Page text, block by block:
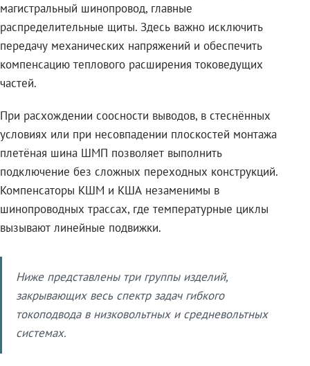
магистральный шинопровод, главные
распределительные щиты. Здесь важно исключить
передачу механических напряжений и обеспечить
компенсацию теплового расширения токоведущих
частей.
При расхождении соосности выводов, в стеснённых
условиях или при несовпадении плоскостей монтажа
плетёная шина ШМП позволяет выполнить
подключение без сложных переходных конструкций.
Компенсаторы КШМ и КША незаменимы в
шинопроводных трассах, где температурные циклы
вызывают линейные подвижки.
Ниже представлены три группы изделий,
закрывающих весь спектр задач гибкого
токоподвода в низковольтных и средневольтных
системах.